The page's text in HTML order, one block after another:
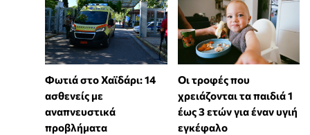
Φωτιά στο Χαϊδάρι: 14
ασθενείς με
αναπνευστικά
προβλήματα
Οι τροφές που
χρειάζονται τα παιδιά 1
έως 3 ετών για έναν υγιή
εγκέφαλο